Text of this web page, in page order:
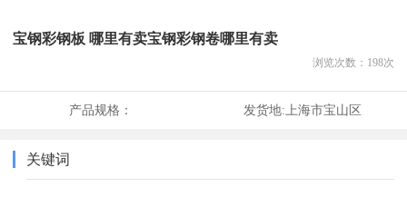
宝钢彩钢板 哪里有卖宝钢彩钢卷哪里有卖
浏览次数： 198次
产品规格： 发货地: 上海市宝山区
关键词